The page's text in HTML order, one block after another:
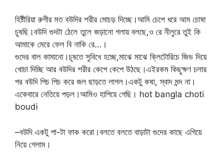
হিষ্টীরিয়া রুগীর মত বউদির শরীর মোচড় দিচ্ছে।আমি চেপে ধরে আম চোষা
চুষছি।বউদি গুদটা ঠেলে তুলে জড়ানো গলায় বলছে,ও রে নীলুরে তুই কি
আমাকে মেরে ফেল বি নাকি রে…।
গুদের বাল কামানো।চূষতে সুবিধে হচ্ছে,মাঝে মাঝে ক্লিটোরিচে জিভ দিয়ে
খোচা দিচ্ছি আর বউদির শরীর কেপে কেপে উঠছে।এইরকম কিছুক্ষণ চলার
পর বউদি পিচ পিচ করে জল ছাড়তে লাগল।একটু কষা, স্বাদ মন্দ না।
একেবারে নেতিয়ে পড়ল।আমিও হাপিয়ে গেছি। hot bangla choti
boudi
–বউদি একটু পা-টা ফাক করো।বলতে বলতে বাড়াটা গুদের কাছে এগিয়ে
নিয়ে গেলাম।